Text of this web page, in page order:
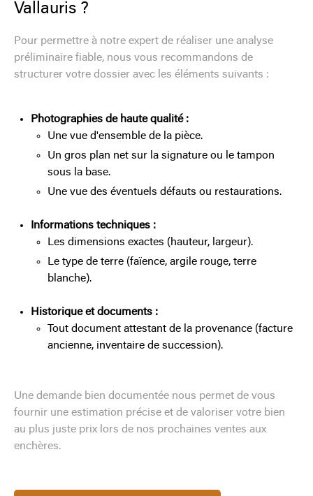
Vallauris ?
Pour permettre à notre expert de réaliser une analyse
préliminaire fiable, nous vous recommandons de
structurer votre dossier avec les éléments suivants :
Photographies de haute qualité :
Une vue d'ensemble de la pièce.
Un gros plan net sur la signature ou le tampon
sous la base.
Une vue des éventuels défauts ou restaurations.
Informations techniques :
Les dimensions exactes (hauteur, largeur).
Le type de terre (faïence, argile rouge, terre
blanche).
Historique et documents :
Tout document attestant de la provenance (facture
ancienne, inventaire de succession).
Une demande bien documentée nous permet de vous
fournir une estimation précise et de valoriser votre bien
au plus juste prix lors de nos prochaines ventes aux
enchères.